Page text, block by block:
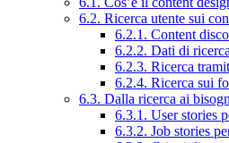
6.2. Ricerca utente sui
6.2.1. Content
6.2.2. Dati di
6.2.3. Ricerca
6.2.4. Ricerca sui
6.3. Dalla ricerca ai
6.3.1. User stories
6.3.2. Job stories